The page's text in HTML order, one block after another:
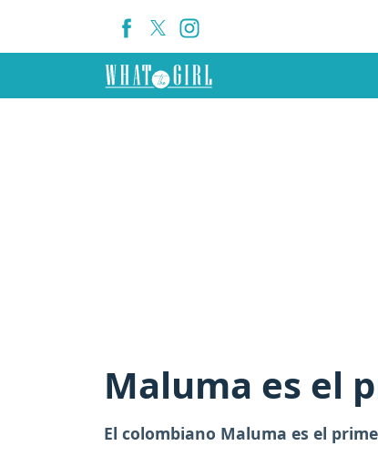
Maluma es el
El colombiano Maluma es el